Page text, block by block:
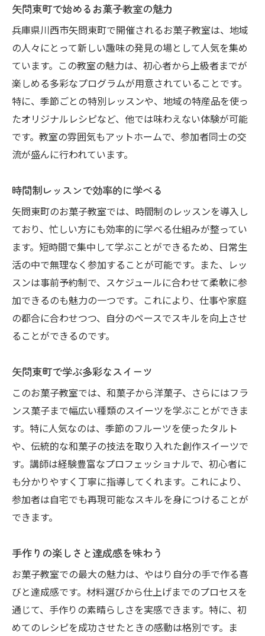
矢問東町で始めるお菓子教室の魅力
兵庫県川西市矢問東町で開催されるお菓子教室は、地域
の人々にとって新しい趣味の発見の場として人気を集め
ています。この教室の魅力は、初心者から上級者までが
楽しめる多彩なプログラムが用意されていることです。
特に、季節ごとの特別レッスンや、地域の特産品を使っ
たオリジナルレシピなど、他では味わえない体験が可能
です。教室の雰囲気もアットホームで、参加者同士の交
流が盛んに行われています。
時間制レッスンで効率的に学べる
矢問東町のお菓子教室では、時間制のレッスンを導入し
ており、忙しい方にも効率的に学べる仕組みが整ってい
ます。短時間で集中して学ぶことができるため、日常生
活の中で無理なく参加することが可能です。また、レッ
スンは事前予約制で、スケジュールに合わせて柔軟に参
加できるのも魅力の一つです。これにより、仕事や家庭
の都合に合わせつつ、自分のペースでスキルを向上させ
ることができるのです。
矢問東町で学ぶ多彩なスイーツ
このお菓子教室では、和菓子から洋菓子、さらにはフラ
ンス菓子まで幅広い種類のスイーツを学ぶことができま
す。特に人気なのは、季節のフルーツを使ったタルト
や、伝統的な和菓子の技法を取り入れた創作スイーツで
す。講師は経験豊富なプロフェッショナルで、初心者に
も分かりやすく丁寧に指導してくれます。これにより、
参加者は自宅でも再現可能なスキルを身につけることが
できます。
手作りの楽しさと達成感を味わう
お菓子教室での最大の魅力は、やはり自分の手で作る喜
びと達成感です。材料選びから仕上げまでのプロセスを
通じて、手作りの素晴らしさを実感できます。特に、初
めてのレシピを成功させたときの感動は格別です。ま